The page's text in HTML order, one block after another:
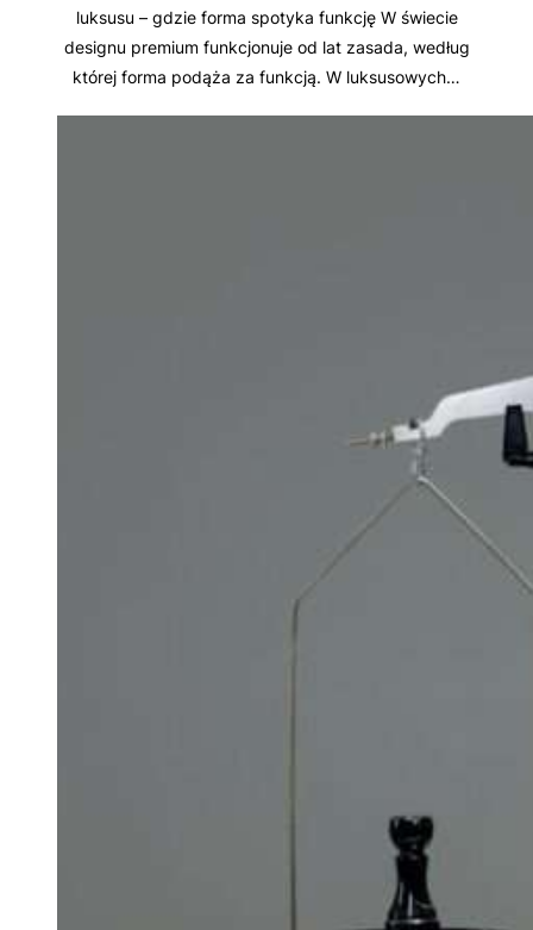
luksusu – gdzie forma spotyka funkcję W świecie
designu premium funkcjonuje od lat zasada, według
której forma podąża za funkcją. W luksusowych…